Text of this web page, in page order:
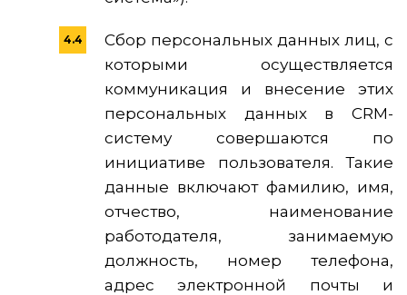
Cбор персональных данных лиц, с
которыми осуществляется
коммуникация и внесение этих
персональных данных в CRM-
систему совершаются по
инициативе пользователя. Такие
данные включают фамилию, имя,
отчество, наименование
работодателя, занимаемую
должность, номер телефона,
адрес электронной почты и